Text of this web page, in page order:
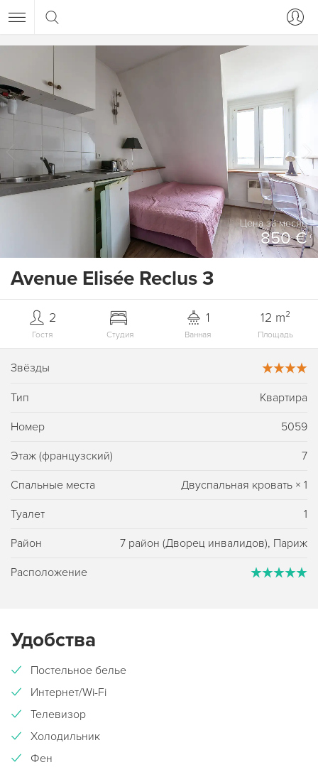
Цена за месяц
850 €
Avenue Elisée Reclus 3
Гостя
2
Студия Ванная
1
Площадь
12 m²
Звёзды
Тип Квартира
Номер 5059
Этаж (французский) 7
Спальные места Двуспальная кровать × 1
Туалет 1
Район 7 район (Дворец инвалидов), Париж
Расположение
Удобства
Постельное белье
Интернет/Wi-Fi
Телевизор
Холодильник
Фен